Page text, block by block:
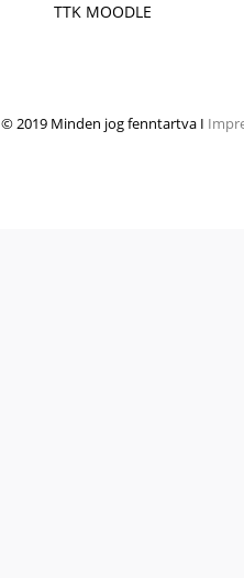
© 2019 Minden jog fenntartva I
TTK MOODLE